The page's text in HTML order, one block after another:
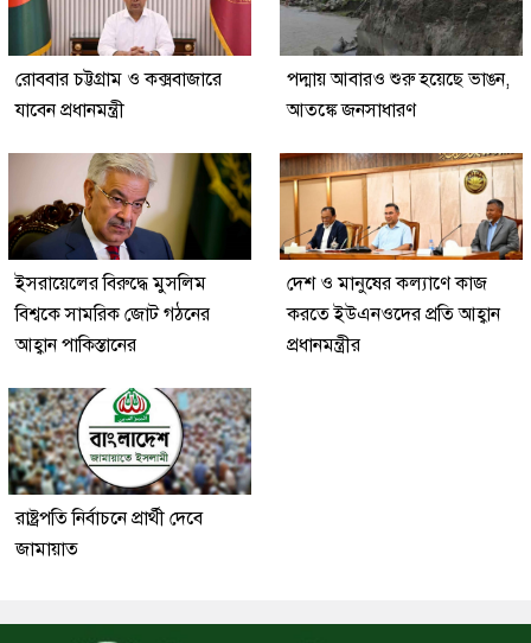
রোববার চট্টগ্রাম ও কক্সবাজারে
যাবেন প্রধানমন্ত্রী
পদ্মায় আবারও শুরু হয়েছে ভাঙন,
আতঙ্কে জনসাধারণ
ইসরায়েলের বিরুদ্ধে মুসলিম
বিশ্বকে সামরিক জোট গঠনের
আহ্বান পাকিস্তানের
দেশ ও মানুষের কল্যাণে কাজ
করতে ইউএনওদের প্রতি আহ্বান
প্রধানমন্ত্রীর
রাষ্ট্রপতি নির্বাচনে প্রার্থী দেবে
জামায়াত